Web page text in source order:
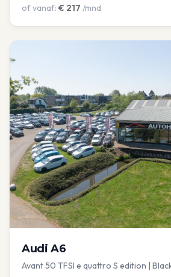
of vanaf: € 217 /mnd
Audi A6
Avant 50 TFSI e quattro S edition |